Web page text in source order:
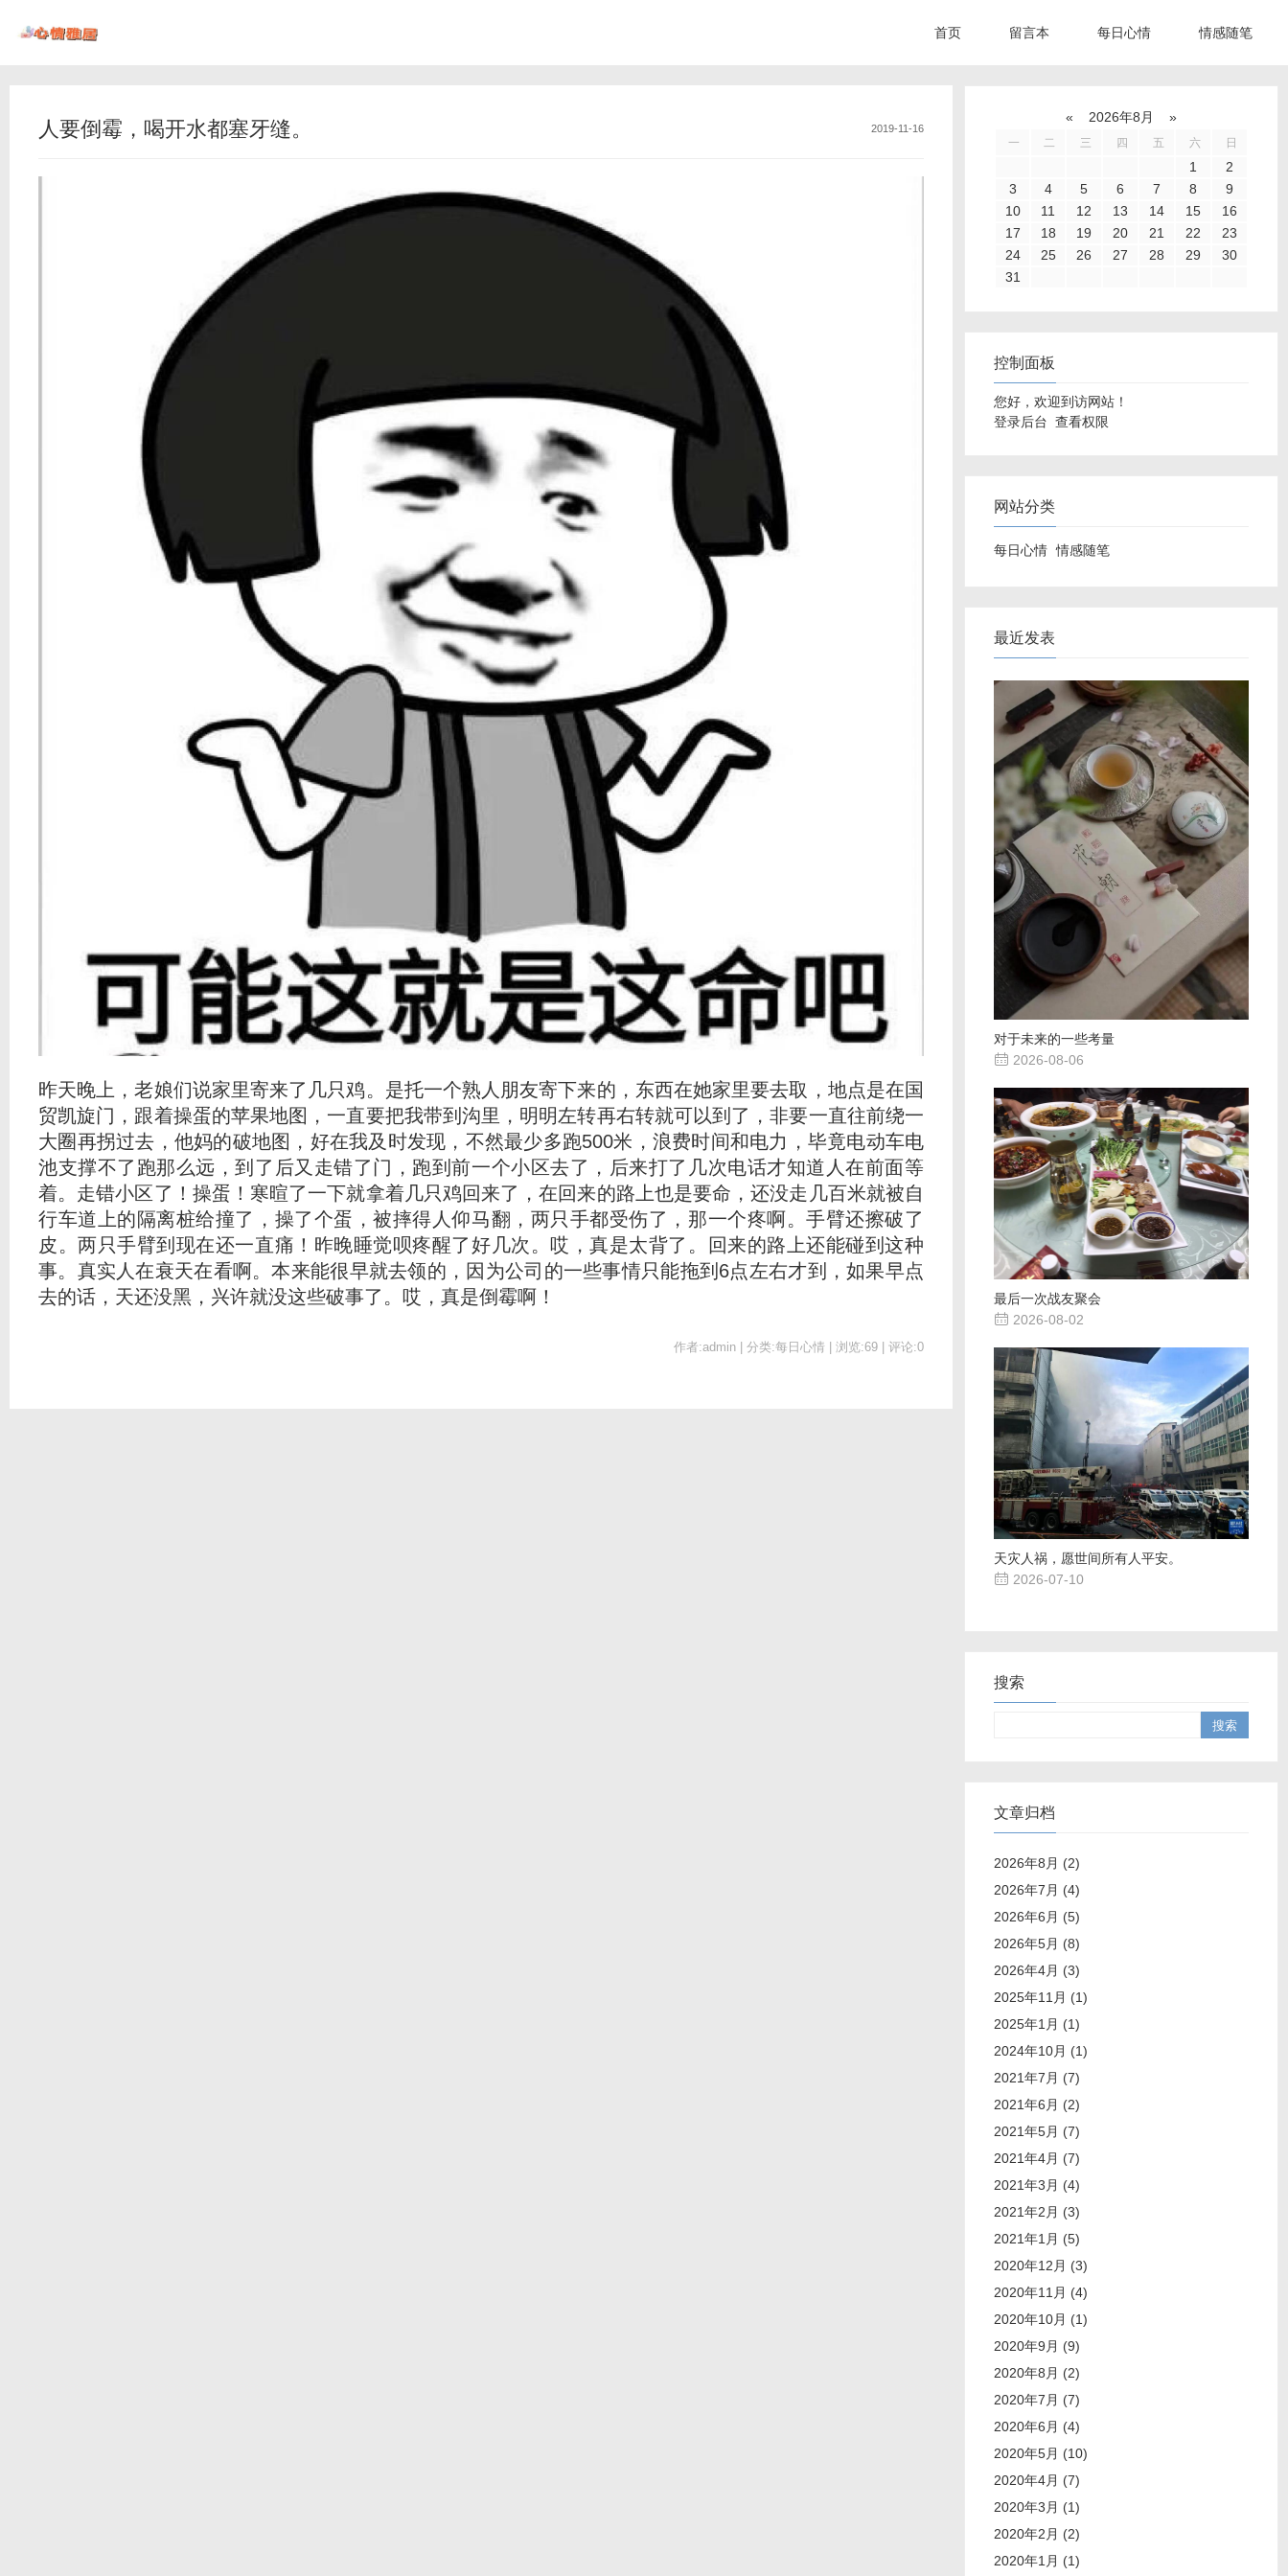
首页 留言本 每日心情 情感随笔
2019-11-16
人要倒霉，喝开水都塞牙缝。
昨天晚上，老娘们说家里寄来了几只鸡。是托一个熟人朋友寄下来的，东西在她家里要去取，地点是在国
贸凯旋门，跟着操蛋的苹果地图，一直要把我带到沟里，明明左转再右转就可以到了，非要一直往前绕一
大圈再拐过去，他妈的破地图，好在我及时发现，不然最少多跑500米，浪费时间和电力，毕竟电动车电
池支撑不了跑那么远，到了后又走错了门，跑到前一个小区去了，后来打了几次电话才知道人在前面等
着。走错小区了！操蛋！寒暄了一下就拿着几只鸡回来了，在回来的路上也是要命，还没走几百米就被自
行车道上的隔离桩给撞了，操了个蛋，被摔得人仰马翻，两只手都受伤了，那一个疼啊。手臂还擦破了
皮。两只手臂到现在还一直痛！昨晚睡觉呗疼醒了好几次。哎，真是太背了。回来的路上还能碰到这种
事。真实人在衰天在看啊。本来能很早就去领的，因为公司的一些事情只能拖到6点左右才到，如果早点
去的话，天还没黑，兴许就没这些破事了。哎，真是倒霉啊！
作者:admin | 分类:每日心情 | 浏览:69 | 评论:0
« 2026年8月 »
一 二 三 四 五 六 日
1
2
3
4 5 6 7 8
9
10
11 12 13 14 15
16
17
18 19 20 21 22
23
24
25 26 27 28 29
30
31
控制面板
您好，欢迎到访网站！
登录后台 查看权限
网站分类
每日心情 情感随笔
最近发表
对于未来的一些考量
 2026-08-06
最后一次战友聚会
 2026-08-02
天灾人祸，愿世间所有人平安。
 2026-07-10
搜索
文章归档
2026年8月 (2)
2026年7月 (4)
2026年6月 (5)
2026年5月 (8)
2026年4月 (3)
2025年11月 (1)
2025年1月 (1)
2024年10月 (1)
2021年7月 (7)
2021年6月 (2)
2021年5月 (7)
2021年4月 (7)
2021年3月 (4)
2021年2月 (3)
2021年1月 (5)
2020年12月 (3)
2020年11月 (4)
2020年10月 (1)
2020年9月 (9)
2020年8月 (2)
2020年7月 (7)
2020年6月 (4)
2020年5月 (10)
2020年4月 (7)
2020年3月 (1)
2020年2月 (2)
2020年1月 (1)